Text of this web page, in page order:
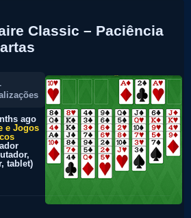
Classic – Paciência
ago
e Jogos
tablet)